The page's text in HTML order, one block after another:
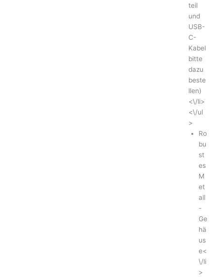
teil
und
USB-
C-
Kabel
bitte
dazu
beste
llen)
<\/li>
<\/ul
>
Ro
bu
st
es
M
et
all
-
Ge
hä
us
e<
\/li
>